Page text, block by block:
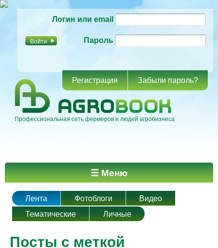
основному
Логин или email
Пароль
Регистрация Забыли пароль?
Профессиональная сеть фермеров и людей агробизнеса
Главное меню ☰ Меню
Лента Фотоблоги
Видео
Тематические
Личные
Посты с меткой